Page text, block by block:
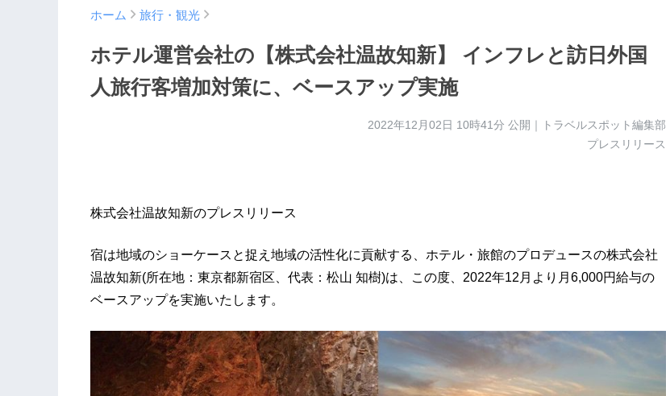
ホーム 旅行・観光
ホテル運営会社の【株式会社温故知新】 インフレと訪日外国
人旅行客増加対策に、ベースアップ実施
2022年12月02日 10時41分 公開｜トラベルスポット編集部
プレスリリース
株式会社温故知新のプレスリリース
宿は地域のショーケースと捉え地域の活性化に貢献する、ホテル・旅館のプロデュースの株式会社
温故知新(所在地：東京都新宿区、代表：松山 知樹)は、この度、2022年12月より月6,000円給与の
ベースアップを実施いたします。